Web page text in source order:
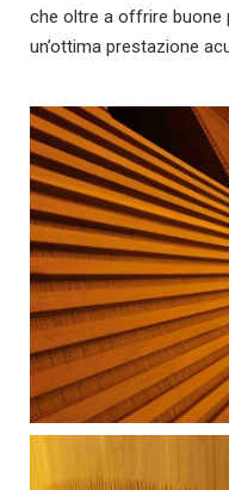
che oltre a offrire buone
un’ottima prestazione